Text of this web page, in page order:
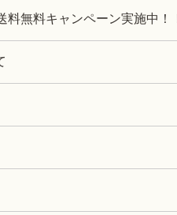
無料キャンペーン実施中！